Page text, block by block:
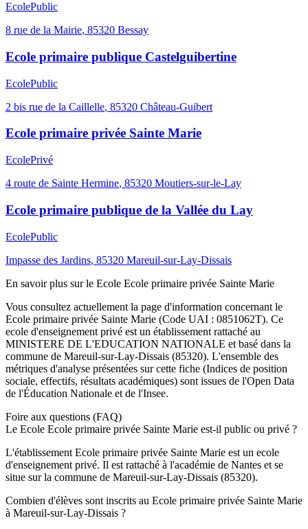
EcolePublic
8 rue de la Mairie, 85320 Bessay
Ecole primaire publique Castelguibertine
EcolePublic
2 bis rue de la Caillelle, 85320 Château-Guibert
Ecole primaire privée Sainte Marie
EcolePrivé
4 route de Sainte Hermine, 85320 Moutiers-sur-le-Lay
Ecole primaire publique de la Vallée du Lay
EcolePublic
Impasse des Jardins, 85320 Mareuil-sur-Lay-Dissais
En savoir plus sur le Ecole Ecole primaire privée Sainte Marie
Vous consultez actuellement la page d'information concernant le
Ecole primaire privée Sainte Marie (Code UAI : 0851062T). Ce
ecole d'enseignement privé est un établissement rattaché au
MINISTERE DE L'EDUCATION NATIONALE et basé dans la
commune de Mareuil-sur-Lay-Dissais (85320). L'ensemble des
métriques d'analyse présentées sur cette fiche (Indices de position
sociale, effectifs, résultats académiques) sont issues de l'Open Data
de l'Éducation Nationale et de l'Insee.
Foire aux questions (FAQ)
Le Ecole Ecole primaire privée Sainte Marie est-il public ou privé ?
L'établissement Ecole primaire privée Sainte Marie est un ecole
d'enseignement privé. Il est rattaché à l'académie de Nantes et se
situe sur la commune de Mareuil-sur-Lay-Dissais (85320).
Combien d'élèves sont inscrits au Ecole primaire privée Sainte Marie
à Mareuil-sur-Lay-Dissais ?